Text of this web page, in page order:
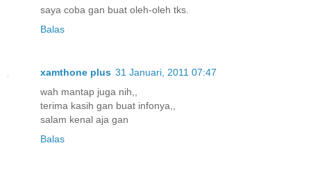
saya coba gan buat oleh-oleh tks.
Balas
xamthone plus 31 Januari, 2011 07:47
wah mantap juga nih,,
terima kasih gan buat infonya,,
salam kenal aja gan
Balas